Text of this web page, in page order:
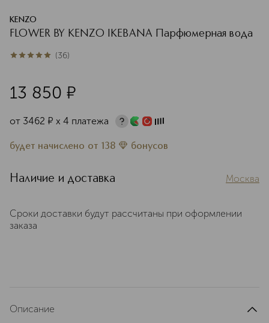
KENZO
FLOWER BY KENZO IKEBANA Парфюмерная вода
5из 536 (36)
13 850 ¤
от 3462 ¤ х 4 платежа
будет начислено от 138 бонусов
Наличие и доставка Москва
Сроки доставки будут рассчитаны при оформлении
заказа
Описание